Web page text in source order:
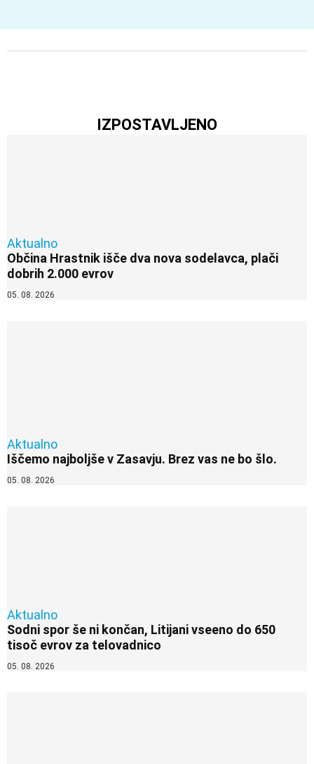
IZPOSTAVLJENO
Aktualno
Občina Hrastnik išče dva nova sodelavca, plači
dobrih 2.000 evrov
05. 08. 2026
Aktualno
Iščemo najboljše v Zasavju. Brez vas ne bo šlo.
05. 08. 2026
Aktualno
Sodni spor še ni končan, Litijani vseeno do 650
tisoč evrov za telovadnico
05. 08. 2026